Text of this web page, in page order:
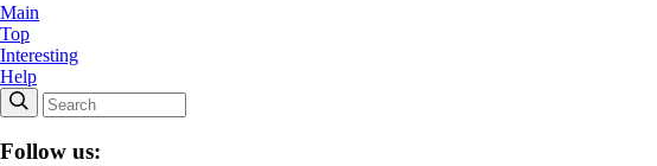
Main
Top
Interesting
Help
Follow us: